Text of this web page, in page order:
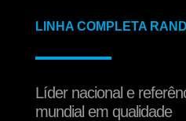
Balancim
LINHA COMPLETA
Líder nacional e
mundial em qualidade